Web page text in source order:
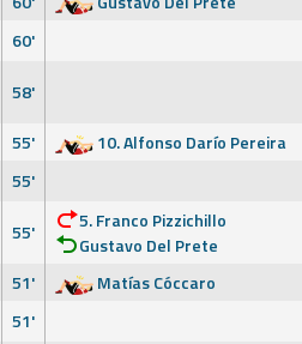
60'
58'
55'
10. Alfonso Darío Pereira
55'
55'
5. Franco Pizzichillo
Gustavo Del Prete
51'
Matías Cóccaro
51'